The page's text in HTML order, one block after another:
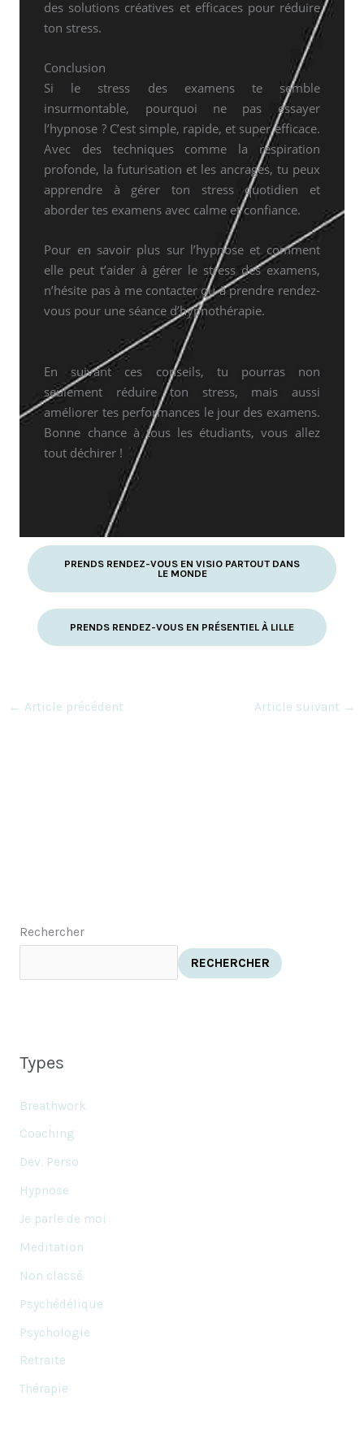
des solutions créatives et efficaces pour réduire
ton stress.
Conclusion
Si le stress des examens te semble
insurmontable, pourquoi ne pas essayer
l’hypnose ? C’est simple, rapide, et super efficace.
Avec des techniques comme la respiration
profonde, la futurisation et les ancrages, tu peux
apprendre à gérer ton stress quotidien et
aborder tes examens avec calme et confiance.
Pour en savoir plus sur l’hypnose et comment
elle peut t’aider à gérer le stress des examens,
n’hésite pas à me contacter ou à prendre rendez-
vous pour une séance d’hypnothérapie.
En suivant ces conseils, tu pourras non
seulement réduire ton stress, mais aussi
améliorer tes performances le jour des examens.
Bonne chance à tous les étudiants, vous allez
tout déchirer !
PRENDS RENDEZ-VOUS EN VISIO PARTOUT DANS
LE MONDE
PRENDS RENDEZ-VOUS EN PRÉSENTIEL À LILLE
← Article précédent Article suivant →
Rechercher
RECHERCHER
Types
Breathwork
Coaching
Dev. Perso
Hypnose
Je parle de moi
Meditation
Non classé
Psychédélique
Psychologie
Retraite
Thérapie